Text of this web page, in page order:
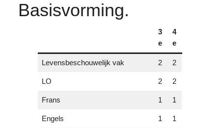
Basisvorming.
3
e
4
e
Levensbeschouwelijk vak 2 2
LO 2 2
Frans 1 1
Engels 1 1